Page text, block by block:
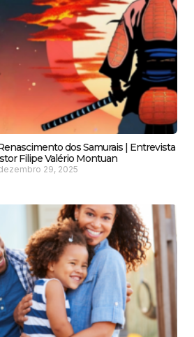
dos Samurais | Entrevista
Filipe Valério Montuan
29, 2025